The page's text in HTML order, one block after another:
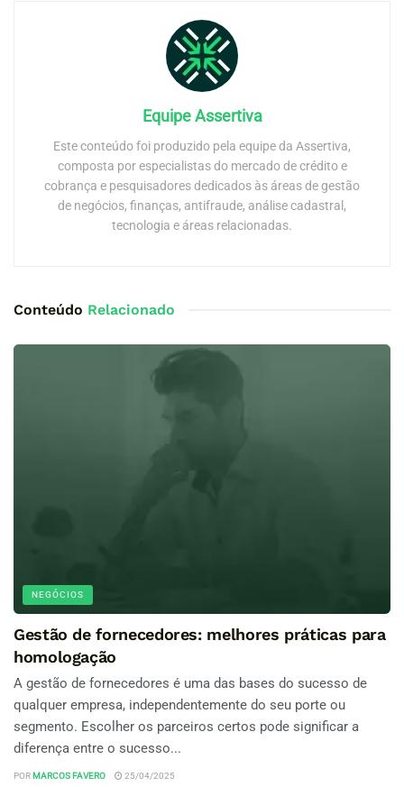
Equipe Assertiva
Este conteúdo foi produzido pela equipe da Assertiva,
composta por especialistas do mercado de crédito e
cobrança e pesquisadores dedicados às áreas de gestão
de negócios, finanças, antifraude, análise cadastral,
tecnologia e áreas relacionadas.
Conteúdo Relacionado
NEGÓCIOS
Gestão de fornecedores: melhores práticas para
homologação
A gestão de fornecedores é uma das bases do sucesso de
qualquer empresa, independentemente do seu porte ou
segmento. Escolher os parceiros certos pode significar a
diferença entre o sucesso...
POR MARCOS FAVERO 25/04/2025